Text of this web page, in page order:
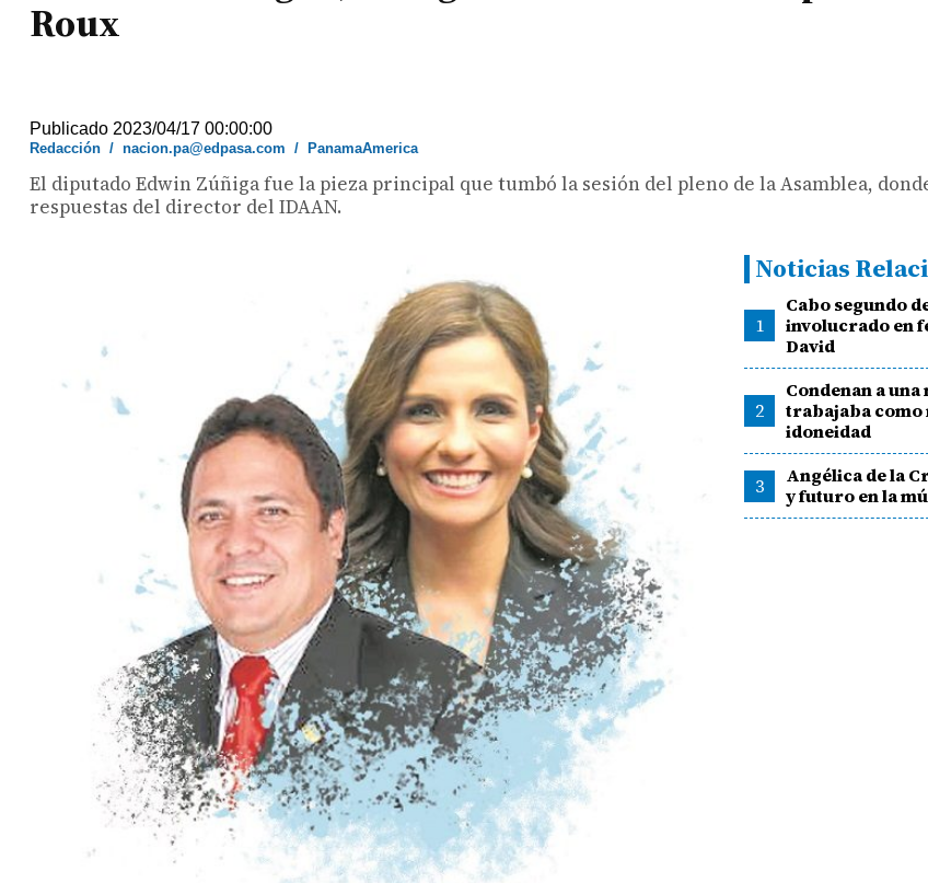
Roux
Publicado 2023/04/17 00:00:00
Redacción /nacion.pa@edpasa.com / PanamaAmerica
El diputado Edwin Zúñiga fue la pieza principal que tumbó la sesión del pleno de la Asamblea,
respuestas del director del IDAAN.
Noticias
1
Cabo segundo
involucrado en
David
2
Condenan a
trabajaba como
idoneidad
3
Angélica de la
y futuro en la